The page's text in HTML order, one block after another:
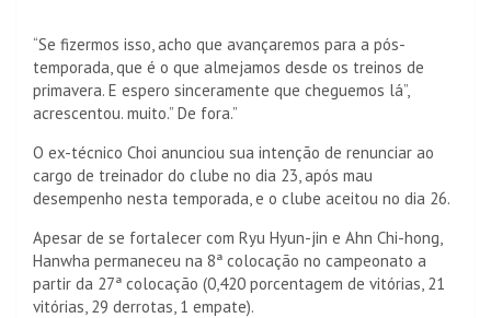
“Se fizermos isso, acho que avançaremos para a pós-
temporada, que é o que almejamos desde os treinos de
primavera. E espero sinceramente que cheguemos lá”,
acrescentou. muito.” De fora.”
O ex-técnico Choi anunciou sua intenção de renunciar ao
cargo de treinador do clube no dia 23, após mau
desempenho nesta temporada, e o clube aceitou no dia 26.
Apesar de se fortalecer com Ryu Hyun-jin e Ahn Chi-hong,
Hanwha permaneceu na 8ª colocação no campeonato a
partir da 27ª colocação (0,420 porcentagem de vitórias, 21
vitórias, 29 derrotas, 1 empate).